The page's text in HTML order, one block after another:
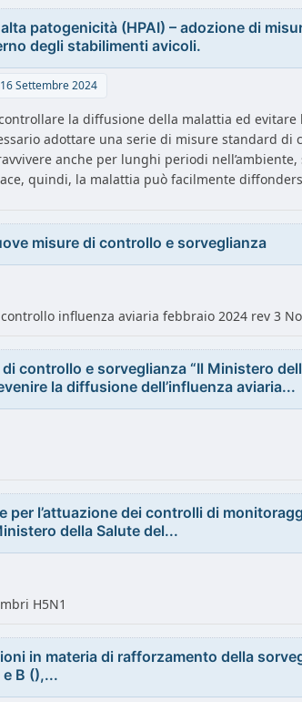
patogenicità (HPAI) – adozione di
degli stabilimenti avicoli.
16 Settembre 2024
la diffusione della malattia ed
adottare una serie di misure standard
anche per lunghi periodi
quindi, la malattia può facilmente
misure di controllo e sorveglianza
influenza aviaria febbraio 2024 rev 3
controllo e sorveglianza “Il Ministero
la diffusione dell’influenza aviaria...
per l’attuazione dei controlli di
della Salute del...
H5N1
in materia di rafforzamento della
B (),...